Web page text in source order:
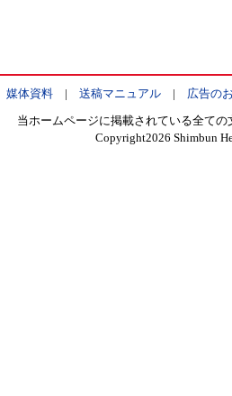
媒体資料| 送稿マニュアル| 広告の
当ホームページに掲載されている全て
Copyright2026 Shimbun